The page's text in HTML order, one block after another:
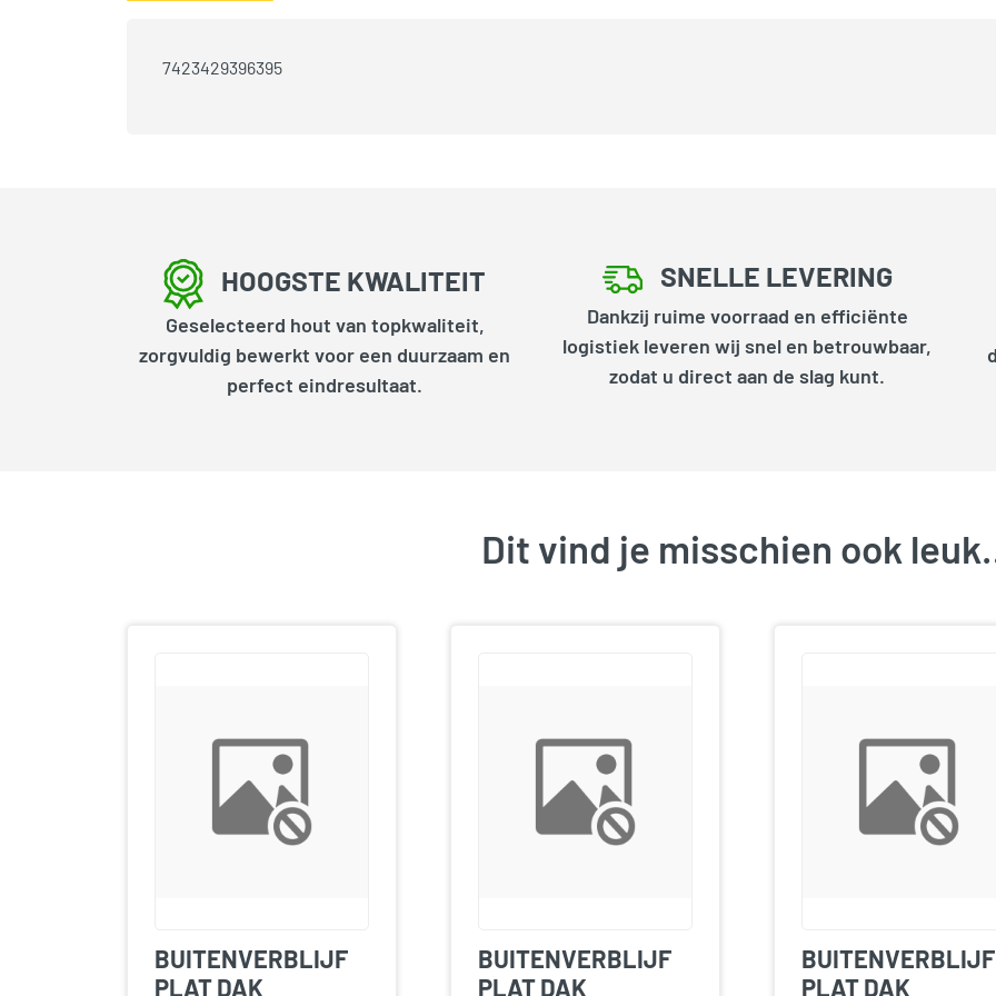
7423429396395
HOOGSTE KWALITEIT
Geselecteerd hout van topkwaliteit,
zorgvuldig bewerkt voor een duurzaam en
perfect eindresultaat.
SNELLE LEVERING
Dankzij ruime voorraad en efficiënte
logistiek leveren wij snel en betrouwbaar,
zodat u direct aan de slag kunt.
Dit vind je misschien ook
BUITENVERBLIJF
PLAT DAK
BUITENVERBLIJF
PLAT DAK
BUITENVERBLIJF
PLAT DAK